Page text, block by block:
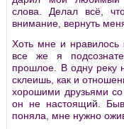
слова. Делал всё,
внимание, вернуть
Хоть мне и нравилось
все же я
прошлое. В одну реку
склеишь, как и
хорошими друзьями
он не настоящий.
поняла, мне нужно